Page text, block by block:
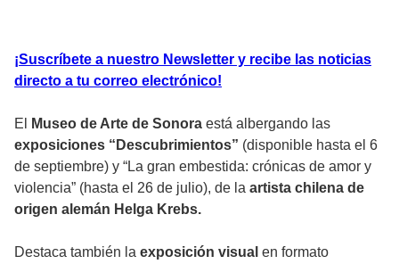
¡Suscríbete a nuestro Newsletter y recibe las noticias
directo a tu correo electrónico!
El Museo de Arte de Sonora está albergando las
exposiciones “Descubrimientos” (disponible hasta el 6
de septiembre) y “La gran embestida: crónicas de amor y
violencia” (hasta el 26 de julio), de la artista chilena de
origen alemán Helga Krebs.
Destaca también la exposición visual en formato